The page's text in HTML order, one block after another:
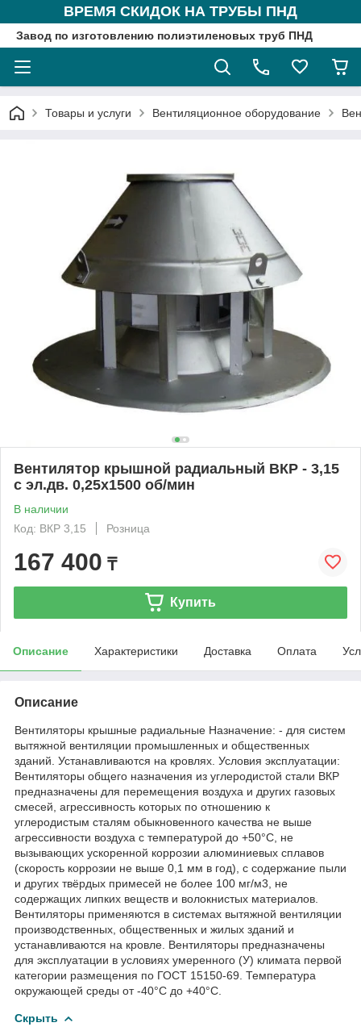
ВРЕМЯ СКИДОК НА ТРУБЫ ПНД
Завод по изготовлению полиэтиленовых труб ПНД
Товары и услуги Вентиляционное оборудование
Вентилятор крышной радиальный ВКР - 3,15
с эл.дв. 0,25х1500 об/мин
В наличии
Код: ВКР 3,15
Розница
167 400 ₸
Купить
Описание Характеристики Доставка Оплата
Описание
Вентиляторы крышные радиальные Назначение: - для систем
вытяжной вентиляции промышленных и общественных
зданий. Устанавливаются на кровлях. Условия эксплуатации:
Вентиляторы общего назначения из углеродистой стали ВКР
предназначены для перемещения воздуха и других газовых
смесей, агрессивность которых по отношению к
углеродистым сталям обыкновенного качества не выше
агрессивности воздуха с температурой до +50°С, не
вызывающих ускоренной коррозии алюминиевых сплавов
(скорость коррозии не выше 0,1 мм в год), с содержание пыли
и других твёрдых примесей не более 100 мг/м3, не
содержащих липких веществ и волокнистых материалов.
Вентиляторы применяются в системах вытяжной вентиляции
производственных, общественных и жилых зданий и
устанавливаются на кровле. Вентиляторы предназначены
для эксплуатации в условиях умеренного (У) климата первой
категории размещения по ГОСТ 15150-69. Температура
окружающей среды от -40°С до +40°С.
Скрыть